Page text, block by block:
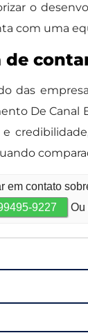
o
com uma
das
De
em contato
9227 Ou